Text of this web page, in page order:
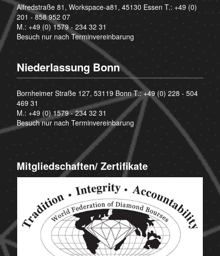
Alfredstraße 81, Workspace-a81, 45130 Essen T.: +49 (0)
201 - 858 952 07
M.: +49 (0) 1579 - 234 32 31
Besuch nur nach Terminvereinbarung
Niederlassung Bonn
Bornheimer Straße 127, 53119 Bonn T.:+49 (0) 228 - 504
469 31
M.: +49 (0) 1579 - 234 32 31
Besuch nur nach Terminvereinbarung
Mitgliedschaften/ Zertifikate